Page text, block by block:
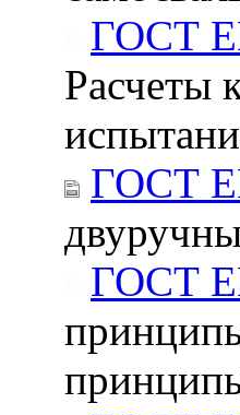
ГОСТ
Расчеты
ГОСТ
ГОСТ